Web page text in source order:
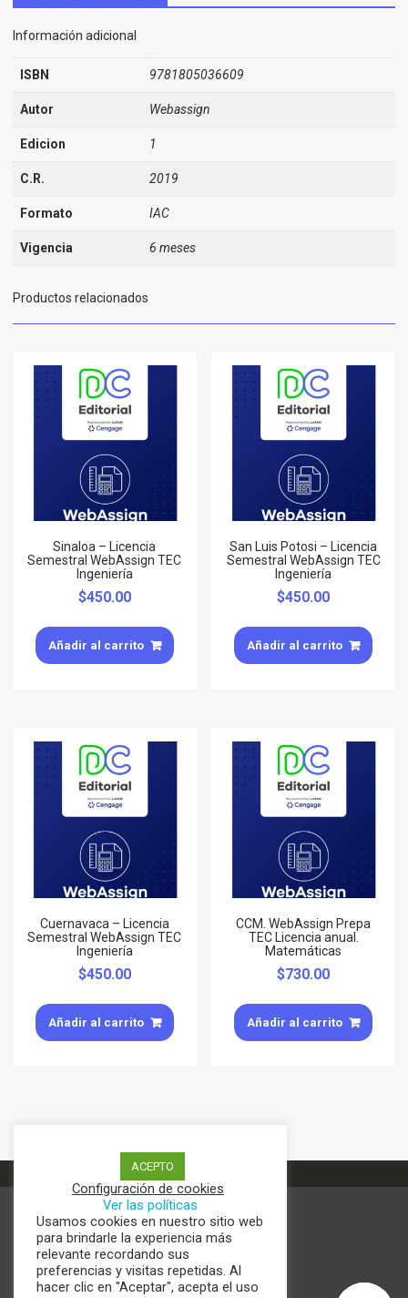
Información adicional
ISBN 9781805036609
Autor Webassign
Edicion 1
C.R. 2019
Formato IAC
Vigencia 6 meses
Productos relacionados
Sinaloa – Licencia
Semestral WebAssign TEC
Ingeniería
$450.00
Añadir al carrito
San Luis Potosi – Licencia
Semestral WebAssign TEC
Ingeniería
$450.00
Añadir al carrito
Cuernavaca – Licencia
Semestral WebAssign TEC
Ingeniería
$450.00
Añadir al carrito
CCM. WebAssign Prepa
TEC Licencia anual.
Matemáticas
$730.00
Añadir al carrito
Términos y condiciones
Aviso de Privacidad
Política de cookies
ACEPTO
Configuración de cookies
Ver las políticas
Usamos cookies en nuestro sitio web
para brindarle la experiencia más
relevante recordando sus
preferencias y visitas repetidas. Al
hacer clic en "Aceptar", acepta el uso